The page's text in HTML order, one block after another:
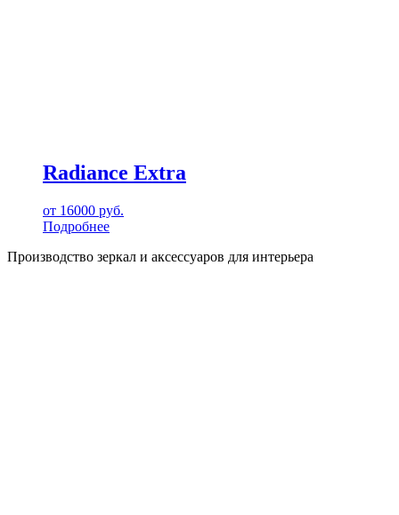
Radiance Extra
от 16000 руб.
Подробнее
Производство зеркал и аксессуаров для интерьера